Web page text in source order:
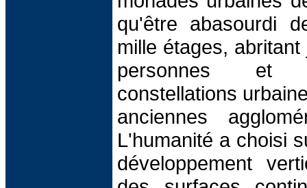
qu'être abasourdi
mille étages,
personnes et
constellations
anciennes
L'humanité a choisi
développement